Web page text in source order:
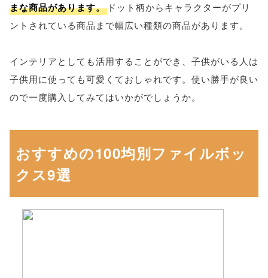
まな商品があります。 ドット柄からキャラクターがプリ
ントされている商品まで幅広い種類の商品があります。
インテリアとしても活用することができ、子供がいる人は
子供用に使っても可愛くておしゃれです。使い勝手が良い
ので一度購入してみてはいかがでしょうか。
おすすめの100均別ファイルボッ
クス9選